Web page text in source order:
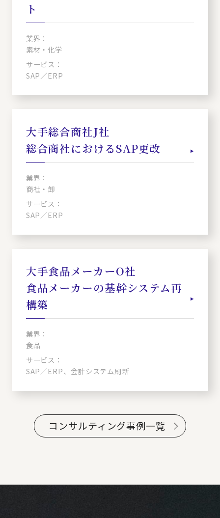
ト
業界：
素材・化学
サービス：
SAP／ERP
大手総合商社J社
総合商社におけるSAP更改
業界：
商社・卸
サービス：
SAP／ERP
大手食品メーカーO社
食品メーカーの基幹システム再
構築
業界：
食品
サービス：
SAP／ERP、会計システム刷新
コンサルティング事例一覧